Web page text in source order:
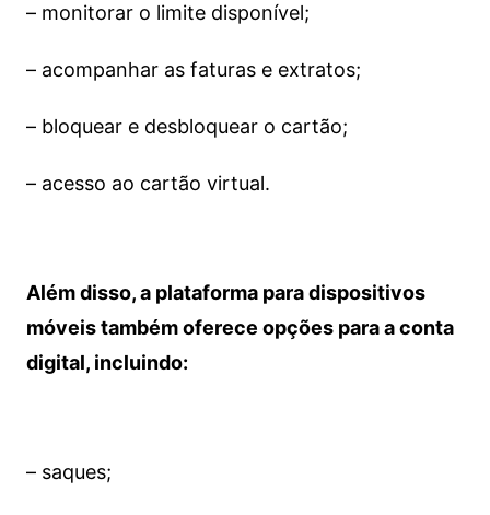
– monitorar o limite disponível;
– acompanhar as faturas e extratos;
– bloquear e desbloquear o cartão;
– acesso ao cartão virtual.
Além disso, a plataforma para dispositivos
móveis também oferece opções para a conta
digital, incluindo:
– saques;